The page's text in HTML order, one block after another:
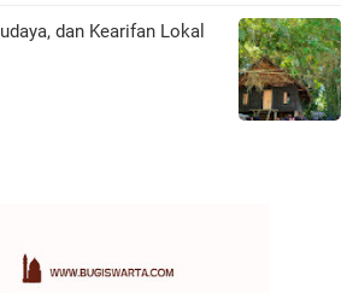
dan Kearifan Lokal